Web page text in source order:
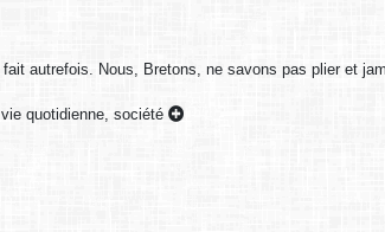
autrefois. Nous, Bretons, ne savons pas plier et
quotidienne, société